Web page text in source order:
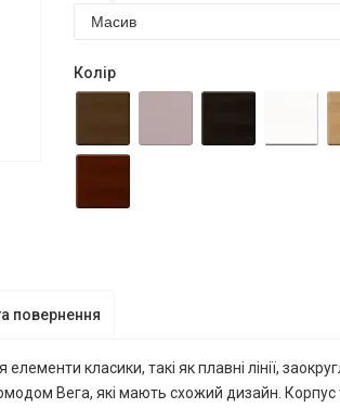
Колір
повернення
класики, такі як плавні лінії,
Вега, які мають схожий дизайн.